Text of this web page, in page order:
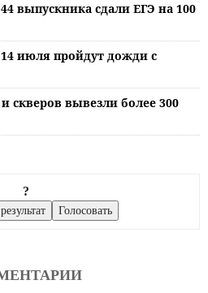
выпускника сдали ЕГЭ на 100
июля пройдут дожди с
скверов вывезли более 300
?